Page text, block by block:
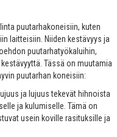
puutarhakoneisiin, kuten
laitteisiin. Niiden kestävyys ja
puutarhatyökaluihin,
Tässä on muutamia
puutarhan koneisiin:
ja lujuus tekevät hihnoista
ja kulumiselle. Tämä on
usein koville rasituksille ja